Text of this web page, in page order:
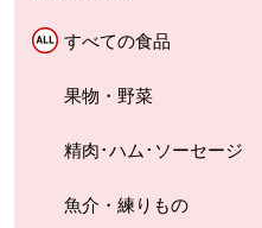
すべての食品
果物・野菜
精肉･ハム･ソーセージ
魚介・練りもの